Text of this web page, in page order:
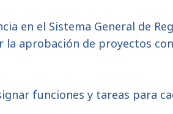
en el Sistema General de
aprobación de proyectos
funciones y tareas para